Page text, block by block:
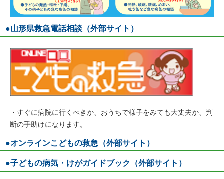
●山形県救急電話相談（外部サイト）
・すぐに病院に行くべきか、おうちで様子をみても大丈夫か、判
断の手助けになります。
●オンラインこどもの救急（外部サイト）
●子どもの病気・けがガイドブック（外部サイト）